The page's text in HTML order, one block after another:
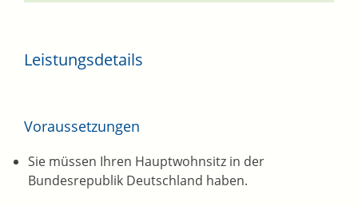
Leistungsdetails
Voraussetzungen
Sie müssen Ihren Hauptwohnsitz in der
Bundesrepublik Deutschland haben.